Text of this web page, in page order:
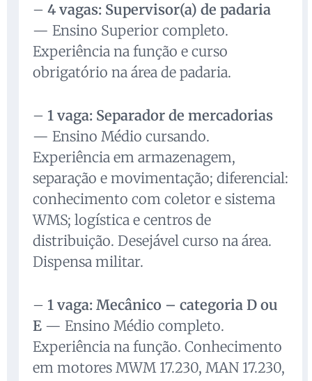
– 4 vagas: Supervisor(a) de padaria
— Ensino Superior completo.
Experiência na função e curso
obrigatório na área de padaria.
– 1 vaga: Separador de mercadorias
— Ensino Médio cursando.
Experiência em armazenagem,
separação e movimentação; diferencial:
conhecimento com coletor e sistema
WMS; logística e centros de
distribuição. Desejável curso na área.
Dispensa militar.
– 1 vaga: Mecânico – categoria D ou
E — Ensino Médio completo.
Experiência na função. Conhecimento
em motores MWM 17.230, MAN 17.230,